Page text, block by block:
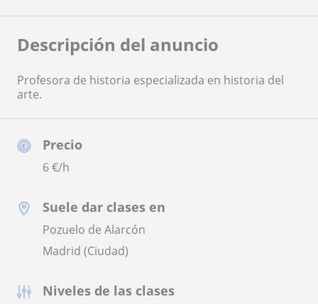
Precio
6€/h
Suele dar clases en
Pozuelo de Alarcón
Madrid (Ciudad)
Niveles de las clases
Descripción del anuncio
Profesora de historia especializada en historia del
arte.